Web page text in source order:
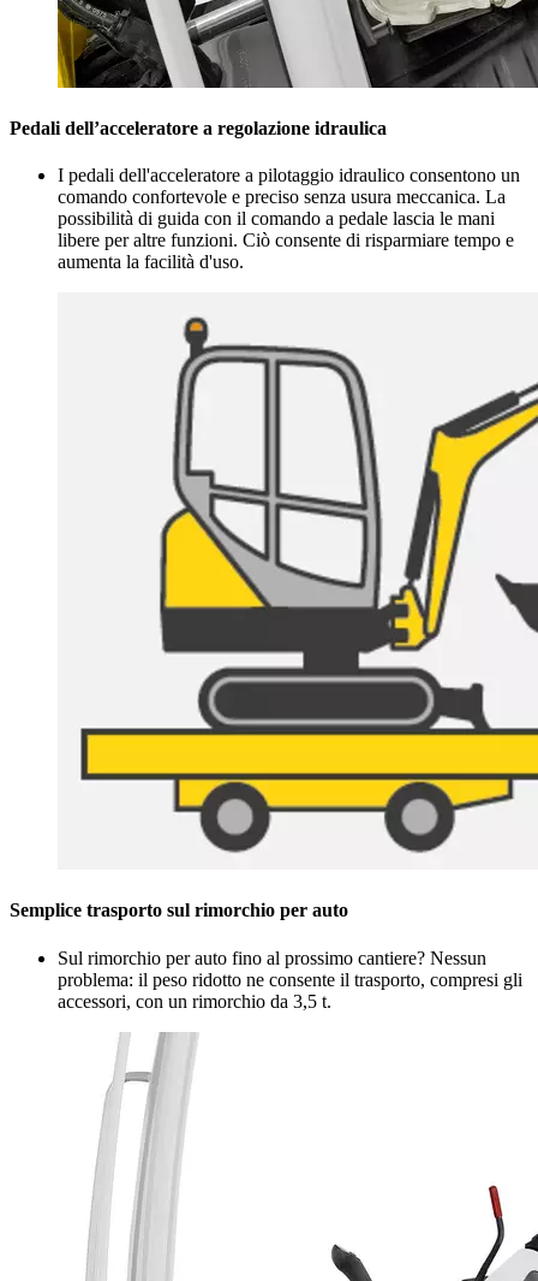
Pedali dell’acceleratore a regolazione idraulica
I pedali dell'acceleratore a pilotaggio idraulico consentono un
comando confortevole e preciso senza usura meccanica. La
possibilità di guida con il comando a pedale lascia le mani
libere per altre funzioni. Ciò consente di risparmiare tempo e
aumenta la facilità d'uso.
Semplice trasporto sul rimorchio per auto
Sul rimorchio per auto fino al prossimo cantiere? Nessun
problema: il peso ridotto ne consente il trasporto, compresi gli
accessori, con un rimorchio da 3,5 t.